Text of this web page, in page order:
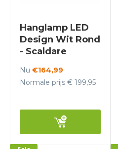
Hanglamp LED
Design Wit Rond
- Scaldare
Nu €164,99
Normale prijs € 199,95